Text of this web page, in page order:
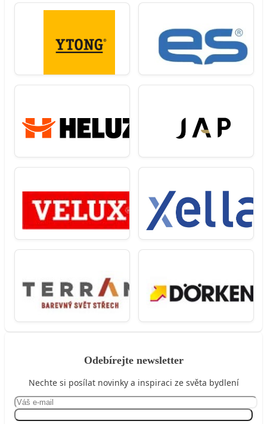
Odebírejte newsletter
Nechte si posílat novinky a inspiraci ze světa bydlení